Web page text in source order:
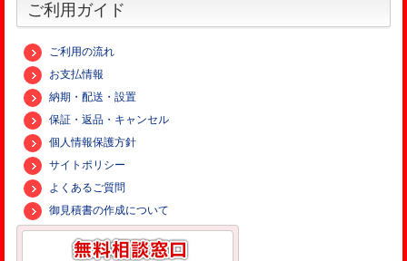
ご利用ガイド
ご利用の流れ
お支払情報
納期・配送・設置
保証・返品・キャンセル
個人情報保護方針
サイトポリシー
よくあるご質問
御見積書の作成について